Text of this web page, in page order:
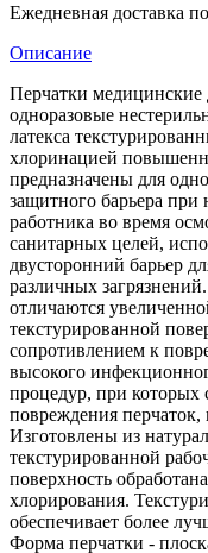
Ежедневная доставка
Описание
Перчатки медицинские
одноразовые
латекса
хлоринацией
предназначены для
защитного барьера
работника во время
санитарных целей,
двусторонний барьер
различных
отличаются
текстурированной
сопротивлением к
высокого
процедур, при которых
повреждения перчаток,
Изготовлены из
текстурированной
поверхность
хлорирования.
обеспечивает более
Форма перчатки -